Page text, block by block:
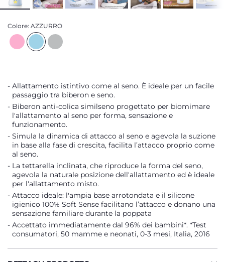
Colore: AZZURRO
Allattamento istintivo come al seno. È ideale per un facile
passaggio tra biberon e seno.
Biberon anti-colica similseno progettato per biomimare
l'allattamento al seno per forma, sensazione e
funzionamento.
Simula la dinamica di attacco al seno e agevola la suzione
in base alla fase di crescita, facilita l’attacco proprio come
al seno.
La tettarella inclinata, che riproduce la forma del seno,
agevola la naturale posizione dell'allattamento ed è ideale
per l'allattamento misto.
Attacco ideale: l'ampia base arrotondata e il silicone
igienico 100% Soft Sense facilitano l’attacco e donano una
sensazione familiare durante la poppata
Accettato immediatamente dal 96% dei bambini*. *Test
consumatori, 50 mamme e neonati, 0-3 mesi, Italia, 2016